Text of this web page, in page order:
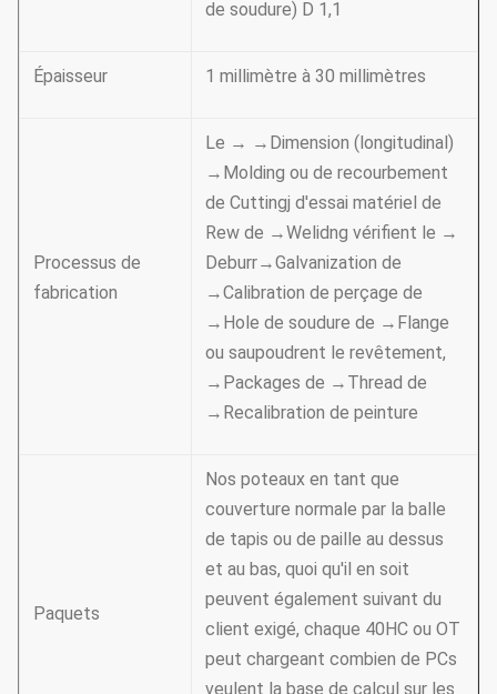
de soudure) D 1,1
Épaisseur 1 millimètre à 30 millimètres
Processus de
fabrication
Le → →Dimension (longitudinal)
→Molding ou de recourbement
de Cuttingj d'essai matériel de
Rew de →Welidng vérifient le →
Deburr→Galvanization de
→Calibration de perçage de
→Hole de soudure de →Flange
ou saupoudrent le revêtement,
→Packages de →Thread de
→Recalibration de peinture
Paquets
Nos poteaux en tant que
couverture normale par la balle
de tapis ou de paille au dessus
et au bas, quoi qu'il en soit
peuvent également suivant du
client exigé, chaque 40HC ou OT
peut chargeant combien de PCs
veulent la base de calcul sur les